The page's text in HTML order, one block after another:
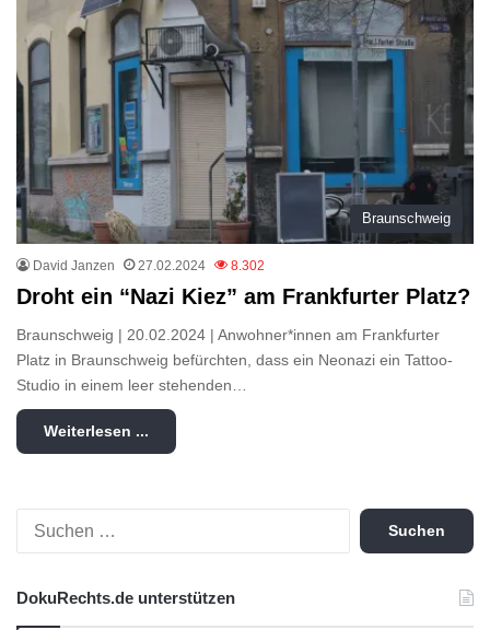
Braunschweig
David Janzen 27.02.2024 8.302
Droht ein “Nazi Kiez” am Frankfurter Platz?
Braunschweig | 20.02.2024 | Anwohner*innen am Frankfurter
Platz in Braunschweig befürchten, dass ein Neonazi ein Tattoo-
Studio in einem leer stehenden…
Weiterlesen ...
S
DokuRechts.de unterstützen